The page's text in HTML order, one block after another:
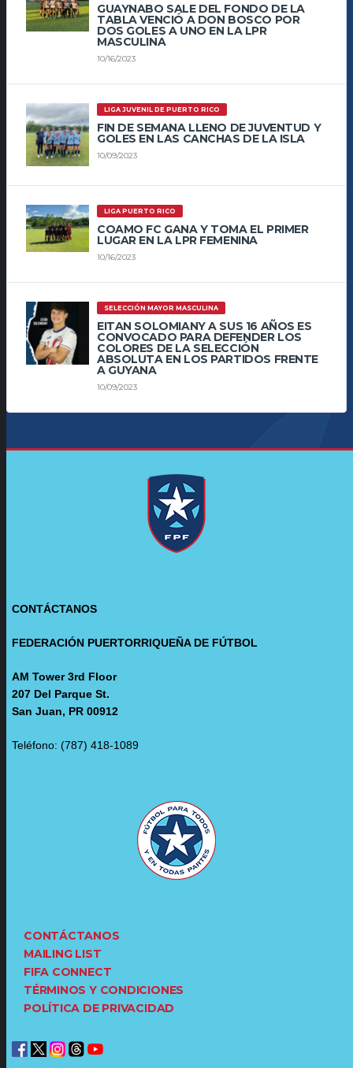
GUAYNABO SALE DEL FONDO DE LA
TABLA VENCIÓ A DON BOSCO POR
DOS GOLES A UNO EN LA LPR
MASCULINA
10/16/2023
LIGA JUVENIL DE PUERTO RICO
FIN DE SEMANA LLENO DE JUVENTUD Y
GOLES EN LAS CANCHAS DE LA ISLA
10/09/2023
LIGA PUERTO RICO
COAMO FC GANA Y TOMA EL PRIMER
LUGAR EN LA LPR FEMENINA
10/16/2023
SELECCIÓN MAYOR MASCULINA
EITAN SOLOMIANY A SUS 16 AÑOS ES
CONVOCADO PARA DEFENDER LOS
COLORES DE LA SELECCIÓN
ABSOLUTA EN LOS PARTIDOS FRENTE
A GUYANA
10/09/2023
CONTÁCTANOS
FEDERACIÓN PUERTORRIQUEÑA DE FÚTBOL
AM Tower 3rd Floor
207 Del Parque St.
San Juan, PR 00912
Teléfono: (787) 418-1089
CONTÁCTANOS
MAILING LIST
FIFA CONNECT
TÉRMINOS Y CONDICIONES
POLÍTICA DE PRIVACIDAD